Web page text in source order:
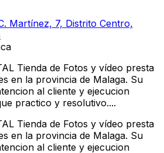
Martínez, 7, Distrito Centro,
Tienda de Fotos y vídeo presta
en la provincia de Malaga. Su
al cliente y ejecucion
practico y resolutivo....
Tienda de Fotos y vídeo presta
en la provincia de Malaga. Su
al cliente y ejecucion